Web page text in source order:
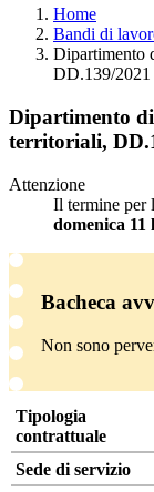
Home
Bandi di
Dipartimento
DD.139/2021
Dipartimento di
territoriali,
Attenzione
Il termine per
domenica 11
Bacheca
Non sono
Tipologia
contrattuale
Sede di servizio